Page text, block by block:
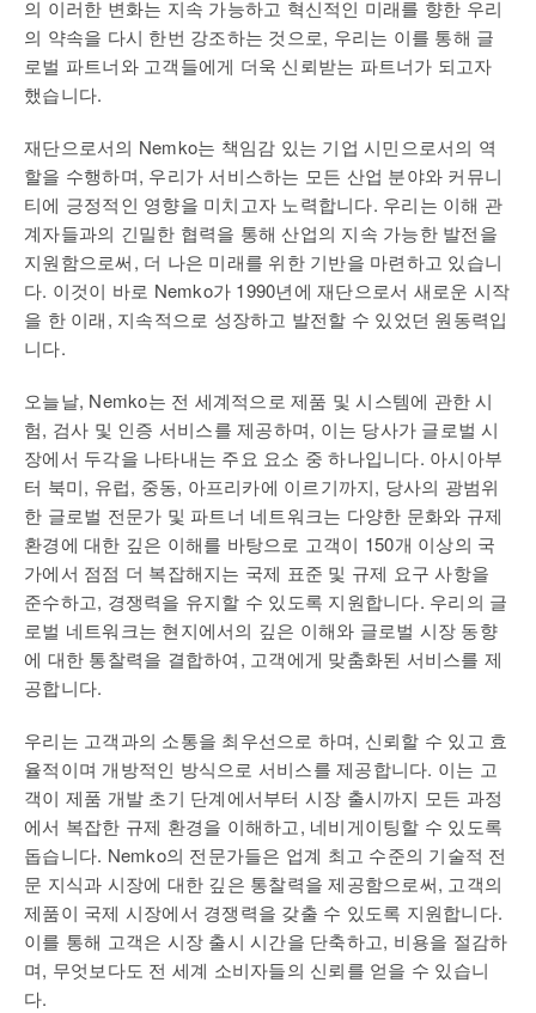
의 이러한 변화는 지속 가능하고 혁신적인 미래를 향한 우리
의 약속을 다시 한번 강조하는 것으로, 우리는 이를 통해 글
로벌 파트너와 고객들에게 더욱 신뢰받는 파트너가 되고자
했습니다.
재단으로서의 Nemko는 책임감 있는 기업 시민으로서의 역
할을 수행하며, 우리가 서비스하는 모든 산업 분야와 커뮤니
티에 긍정적인 영향을 미치고자 노력합니다. 우리는 이해 관
계자들과의 긴밀한 협력을 통해 산업의 지속 가능한 발전을
지원함으로써, 더 나은 미래를 위한 기반을 마련하고 있습니
다. 이것이 바로 Nemko가 1990년에 재단으로서 새로운 시작
을 한 이래, 지속적으로 성장하고 발전할 수 있었던 원동력입
니다.
오늘날, Nemko는 전 세계적으로 제품 및 시스템에 관한 시
험, 검사 및 인증 서비스를 제공하며, 이는 당사가 글로벌 시
장에서 두각을 나타내는 주요 요소 중 하나입니다. 아시아부
터 북미, 유럽, 중동, 아프리카에 이르기까지, 당사의 광범위
한 글로벌 전문가 및 파트너 네트워크는 다양한 문화와 규제
환경에 대한 깊은 이해를 바탕으로 고객이 150개 이상의 국
가에서 점점 더 복잡해지는 국제 표준 및 규제 요구 사항을
준수하고, 경쟁력을 유지할 수 있도록 지원합니다. 우리의 글
로벌 네트워크는 현지에서의 깊은 이해와 글로벌 시장 동향
에 대한 통찰력을 결합하여, 고객에게 맞춤화된 서비스를 제
공합니다.
우리는 고객과의 소통을 최우선으로 하며, 신뢰할 수 있고 효
율적이며 개방적인 방식으로 서비스를 제공합니다. 이는 고
객이 제품 개발 초기 단계에서부터 시장 출시까지 모든 과정
에서 복잡한 규제 환경을 이해하고, 네비게이팅할 수 있도록
돕습니다. Nemko의 전문가들은 업계 최고 수준의 기술적 전
문 지식과 시장에 대한 깊은 통찰력을 제공함으로써, 고객의
제품이 국제 시장에서 경쟁력을 갖출 수 있도록 지원합니다.
이를 통해 고객은 시장 출시 시간을 단축하고, 비용을 절감하
며, 무엇보다도 전 세계 소비자들의 신뢰를 얻을 수 있습니
다.